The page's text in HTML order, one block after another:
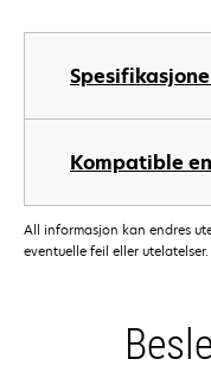
Kompatible
All informasjon kan endres
eventuelle feil eller utelatelser.